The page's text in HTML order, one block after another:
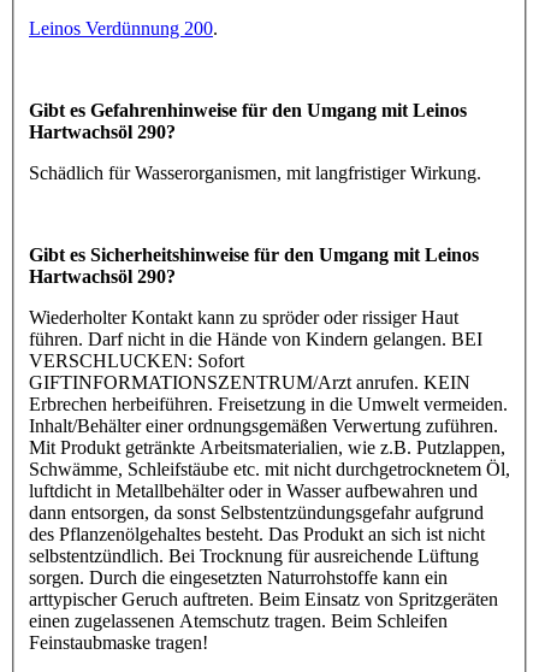
Leinos Verdünnung 200.
Gibt es Gefahrenhinweise für den Umgang mit Leinos
Hartwachsöl 290?
Schädlich für Wasserorganismen, mit langfristiger Wirkung.
Gibt es Sicherheitshinweise für den Umgang mit Leinos
Hartwachsöl 290?
Wiederholter Kontakt kann zu spröder oder rissiger Haut
führen. Darf nicht in die Hände von Kindern gelangen. BEI
VERSCHLUCKEN: Sofort
GIFTINFORMATIONSZENTRUM/Arzt anrufen. KEIN
Erbrechen herbeiführen. Freisetzung in die Umwelt vermeiden.
Inhalt/Behälter einer ordnungsgemäßen Verwertung zuführen.
Mit Produkt getränkte Arbeitsmaterialien, wie z.B. Putzlappen,
Schwämme, Schleifstäube etc. mit nicht durchgetrocknetem Öl,
luftdicht in Metallbehälter oder in Wasser aufbewahren und
dann entsorgen, da sonst Selbstentzündungsgefahr aufgrund
des Pflanzenölgehaltes besteht. Das Produkt an sich ist nicht
selbstentzündlich. Bei Trocknung für ausreichende Lüftung
sorgen. Durch die eingesetzten Naturrohstoffe kann ein
arttypischer Geruch auftreten. Beim Einsatz von Spritzgeräten
einen zugelassenen Atemschutz tragen. Beim Schleifen
Feinstaubmaske tragen!